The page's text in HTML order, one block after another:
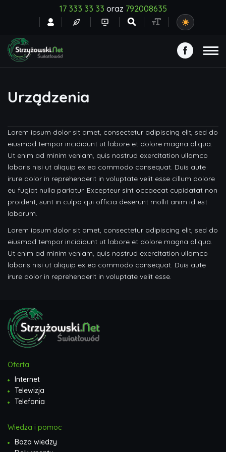
17 333 33 33 oraz 792008635
Urządzenia
Lorem ipsum dolor sit amet, consectetur adipiscing elit, sed do
eiusmod tempor incididunt ut labore et dolore magna aliqua.
Ut enim ad minim veniam, quis nostrud exercitation ullamco
laboris nisi ut aliquip ex ea commodo consequat. Duis aute
irure dolor in reprehenderit in voluptate velit esse cillum dolore
eu fugiat nulla pariatur. Excepteur sint occaecat cupidatat non
proident, sunt in culpa qui officia deserunt mollit anim id est
laborum.
Lorem ipsum dolor sit amet, consectetur adipiscing elit, sed do
eiusmod tempor incididunt ut labore et dolore magna aliqua.
Ut enim ad minim veniam, quis nostrud exercitation ullamco
laboris nisi ut aliquip ex ea commodo consequat. Duis aute
irure dolor in reprehenderit in voluptate velit esse.
Oferta
Internet
Telewizja
Telefonia
Wiedza i pomoc
Baza wiedzy